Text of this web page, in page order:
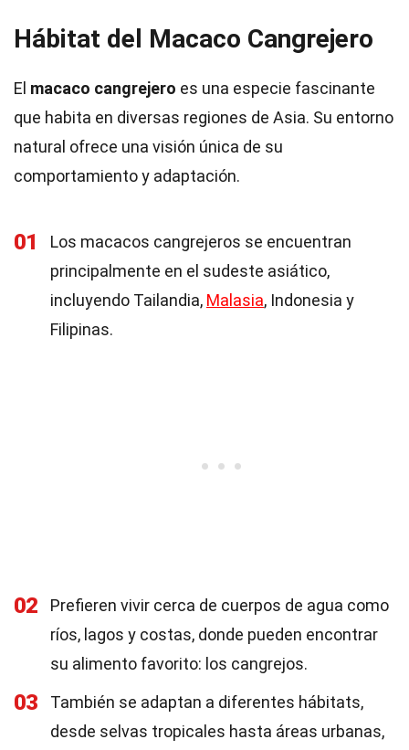
Hábitat del Macaco Cangrejero
El macaco cangrejero es una especie fascinante
que habita en diversas regiones de Asia. Su entorno
natural ofrece una visión única de su
comportamiento y adaptación.
01
Los macacos cangrejeros se encuentran
principalmente en el sudeste asiático,
incluyendo Tailandia, Malasia, Indonesia y
Filipinas.
02
Prefieren vivir cerca de cuerpos de agua como
ríos, lagos y costas, donde pueden encontrar
su alimento favorito: los cangrejos.
03
También se adaptan a diferentes hábitats,
desde selvas tropicales hasta áreas urbanas,